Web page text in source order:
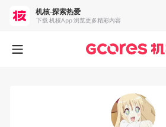
机核-探索热爱
下载 机核App 浏览更多精彩内容